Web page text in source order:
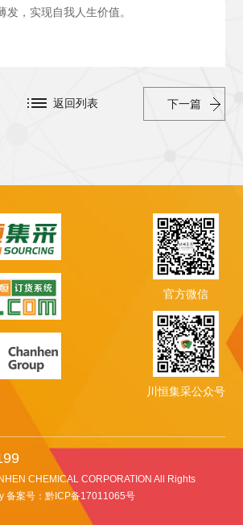
发，实现自我人生价值。
下一篇
返回列表
官方微信
川恒集采公众号
CHEMICAL CORPORATION All Rights
备案号：黔ICP备17011065号